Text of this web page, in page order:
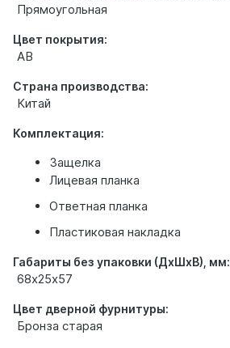
Прямоугольная
Цвет покрытия:
AB
Страна производства:
Китай
Комплектация:
Защелка
Лицевая планка
Ответная планка
Пластиковая накладка
Габариты без упаковки (ДхШхВ), мм:
68х25х57
Цвет дверной фурнитуры:
Бронза старая